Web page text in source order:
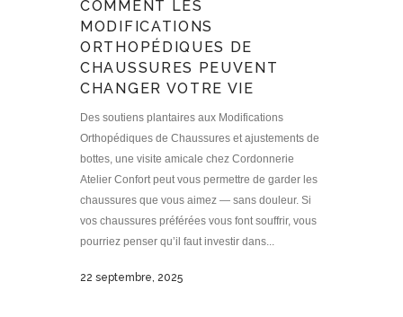
COMMENT LES
MODIFICATIONS
ORTHOPÉDIQUES DE
CHAUSSURES PEUVENT
CHANGER VOTRE VIE
Des soutiens plantaires aux Modifications
Orthopédiques de Chaussures et ajustements de
bottes, une visite amicale chez Cordonnerie
Atelier Confort peut vous permettre de garder les
chaussures que vous aimez — sans douleur. Si
vos chaussures préférées vous font souffrir, vous
pourriez penser qu’il faut investir dans...
22 septembre, 2025